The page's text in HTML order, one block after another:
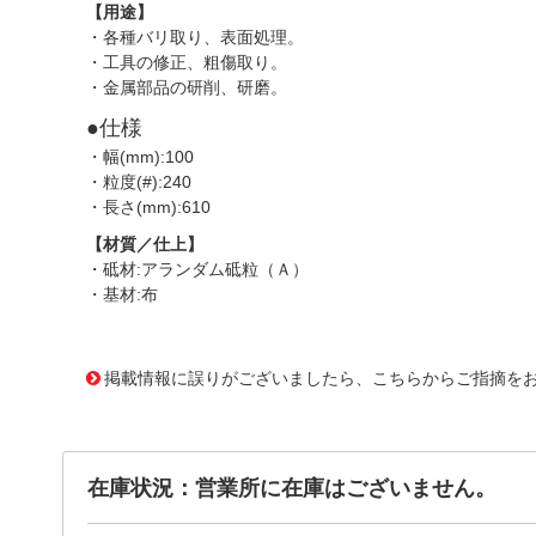
【用途】
・各種バリ取り、表面処理。
・工具の修正、粗傷取り。
・金属部品の研削、研磨。
●仕様
・幅(mm):100
・粒度(#):240
・長さ(mm):610
【材質／仕上】
・砥材:アランダム砥粒（Ａ）
・基材:布
掲載情報に誤りがございましたら、こちらからご指摘を
在庫状況：営業所に在庫はございません。